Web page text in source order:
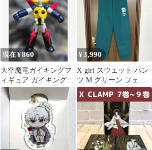
現在 ¥860
大空魔竜ガイキングフ
ィギュア ガイキング
004
¥3,990
X-girl スウェット パン
ツ M グリーン フェイ
ス